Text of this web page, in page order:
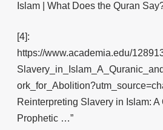
Islam | What Does the Quran
[4]:
https://www.academia.edu/
Reinterpreting Slavery in Islam: A
Prophetic …”